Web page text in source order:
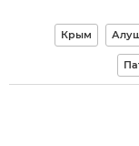
Крым